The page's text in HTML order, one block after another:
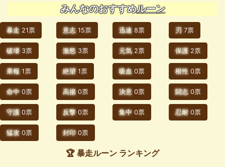
みんなのおすすめルーン
暴走 21票 意志 15票 迅速 8票 刃 7票
破壊 3票 激怒 3票 元気 2票 保護 2票
果報 1票 絶望 1票 吸血 0票 根性 0票
命中 0票 高揚 0票 決意 0票 闘志 0票
守護 0票 反撃 0票 集中 0票 忍耐 0票
猛攻 0票 封印 0票
🏆 暴走ルーン ランキング